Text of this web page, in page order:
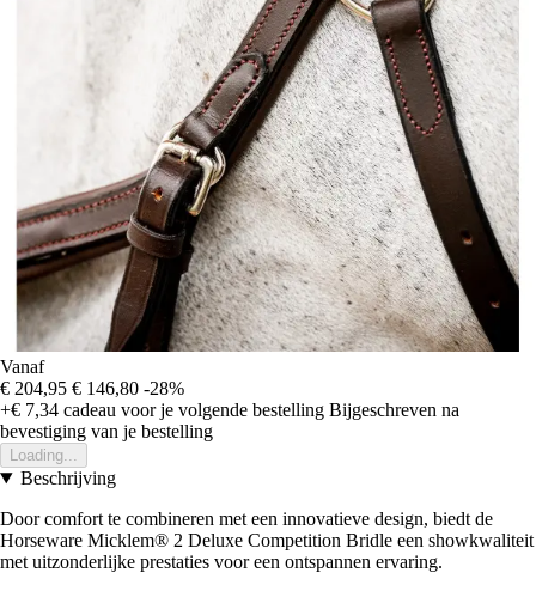
Vanaf
€ 204,95 € 146,80 -28%
+€ 7,34 cadeau voor je volgende bestelling Bijgeschreven na
bevestiging van je bestelling
Loading...
Beschrijving
Door comfort te combineren met een innovatieve design, biedt de
Horseware Micklem® 2 Deluxe Competition Bridle een showkwaliteit
met uitzonderlijke prestaties voor een ontspannen ervaring.